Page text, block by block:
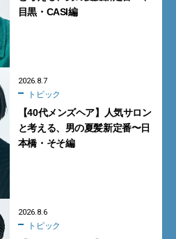
目黒・CASI編
2026.8.7
トピック
【40代メンズヘア】人気サロン
と考える、男の夏髪新定番〜日
本橋・そそ編
2026.8.6
トピック